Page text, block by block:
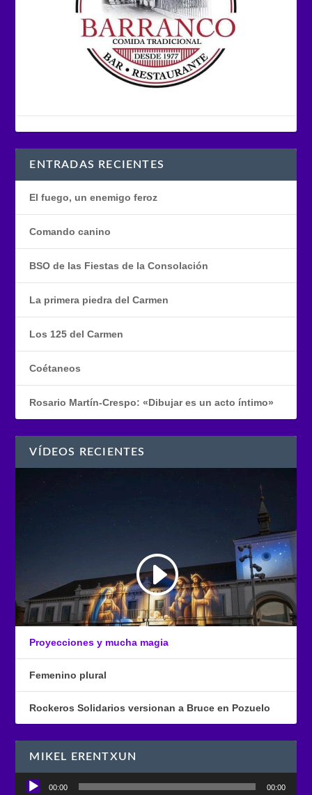
ENTRADAS RECIENTES
El fuego, un enemigo feroz
Comando canino
BSO de las Fiestas de la Consolación
La primera piedra del Carmen
Los 125 del Carmen
Coétaneos
Rosario Martín-Crespo: «Dibujar es un acto íntimo»
VÍDEOS RECIENTES
Proyecciones y mucha magia
Femenino plural
Rockeros Solidarios versionan a Bruce en Pozuelo
MIKEL ERENTXUN
Reproductor
00:00 00:00